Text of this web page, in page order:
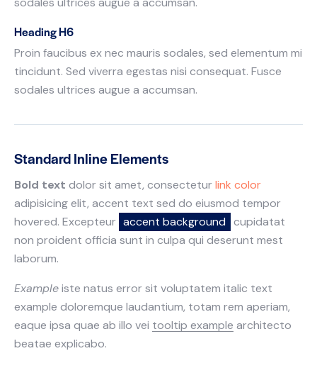
Heading H6
Proin faucibus ex nec mauris sodales, sed elementum mi
tincidunt. Sed viverra egestas nisi consequat. Fusce
sodales ultrices augue a accumsan.
Standard Inline Elements
Bold text dolor sit amet, consecteturlink color
adipisicing elit, accent text sed do eiusmod tempor
hovered. Excepteur accent background cupidatat
non proident officia sunt in culpa qui deserunt mest
laborum.
Exampleiste natus error sit voluptatem italic text
example doloremque laudantium, totam rem aperiam,
eaque ipsa quae ab illo vei tooltip example architecto
beatae explicabo.